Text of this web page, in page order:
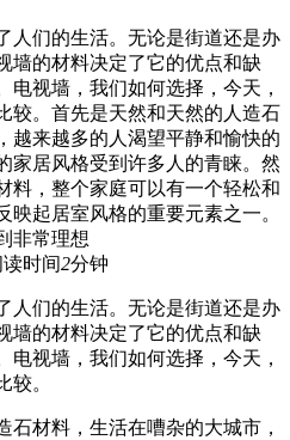
人们的生活。无论是街道还是办
墙的材料决定了它的优点和缺
电视墙，我们如何选择，今天，
较。首先是天然和天然的人造石
越来越多的人渴望平静和愉快的
家居风格受到许多人的青睐。然
料，整个家庭可以有一个轻松和
映起居室风格的重要元素之一。
非常理想
时间2分钟
们的生活。无论是街道还是办
墙的材料决定了它的优点和缺
电视墙，我们如何选择，今天，
较。
材料，生活在嘈杂的大城市，